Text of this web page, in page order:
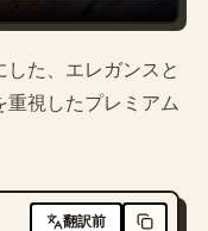
た、エレガンスと
視したプレミアム
翻訳前